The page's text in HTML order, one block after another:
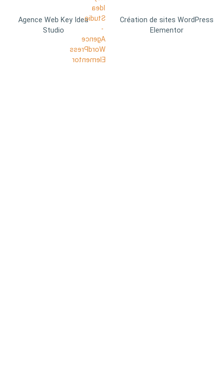
Agence Web Key Idea
Studio
Création de sites WordPress
Elementor